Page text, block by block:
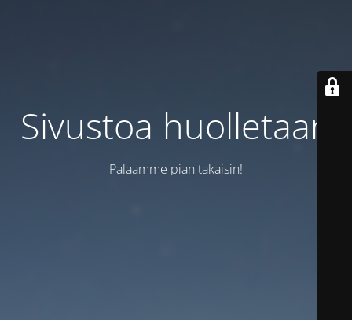
Sivustoa huolletaan
Palaamme pian takaisin!